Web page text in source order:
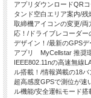
アプリダウンロードQR
タンド空白エリア案内/
取締機アイコンの変更/
応！/ドライブレコーダ
デザイン！/最新のGPS
アプリ MyCellstar 推奨
IEEE802.11nの高速無線
ル搭載！/情報満載の18
超高感度GPSで測位が速
ル機能/安全運転モード